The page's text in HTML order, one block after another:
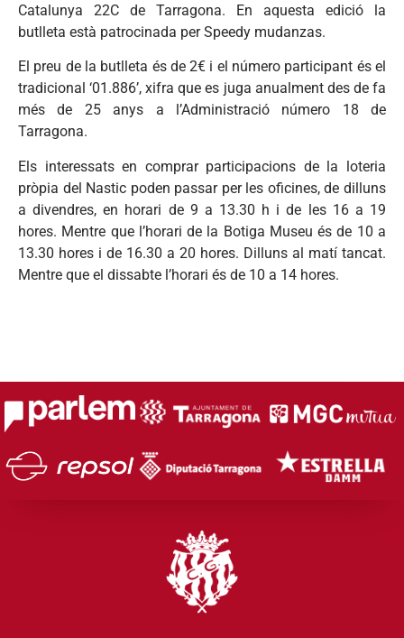
Catalunya 22C de Tarragona. En aquesta edició la
butlleta està patrocinada per Speedy mudanzas.
El preu de la butlleta és de 2€ i el número participant és el
tradicional ‘01.886’, xifra que es juga anualment des de fa
més de 25 anys a l’Administració número 18 de
Tarragona.
Els interessats en comprar participacions de la loteria
pròpia del Nastic poden passar per les oficines, de dilluns
a divendres, en horari de 9 a 13.30 h i de les 16 a 19
hores. Mentre que l’horari de la Botiga Museu és de 10 a
13.30 hores i de 16.30 a 20 hores. Dilluns al matí tancat.
Mentre que el dissabte l’horari és de 10 a 14 hores.